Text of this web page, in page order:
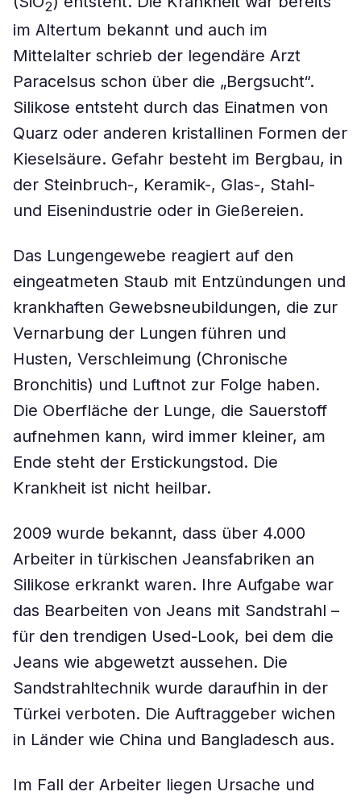
2
im Altertum bekannt und auch im
Mittelalter schrieb der legendäre Arzt
Paracelsus schon über die „Bergsucht“.
Silikose entsteht durch das Einatmen von
Quarz oder anderen kristallinen Formen der
Kieselsäure. Gefahr besteht im Bergbau, in
der Steinbruch-, Keramik-, Glas-, Stahl-
und Eisenindustrie oder in Gießereien.
Das Lungengewebe reagiert auf den
eingeatmeten Staub mit Entzündungen und
krankhaften Gewebsneubildungen, die zur
Vernarbung der Lungen führen und
Husten, Verschleimung (Chronische
Bronchitis) und Luftnot zur Folge haben.
Die Oberfläche der Lunge, die Sauerstoff
aufnehmen kann, wird immer kleiner, am
Ende steht der Erstickungstod. Die
Krankheit ist nicht heilbar.
2009 wurde bekannt, dass über 4.000
Arbeiter in türkischen Jeansfabriken an
Silikose erkrankt waren. Ihre Aufgabe war
das Bearbeiten von Jeans mit Sandstrahl –
für den trendigen Used-Look, bei dem die
Jeans wie abgewetzt aussehen. Die
Sandstrahltechnik wurde daraufhin in der
Türkei verboten. Die Auftraggeber wichen
in Länder wie China und Bangladesch aus.
Im Fall der Arbeiter liegen Ursache und